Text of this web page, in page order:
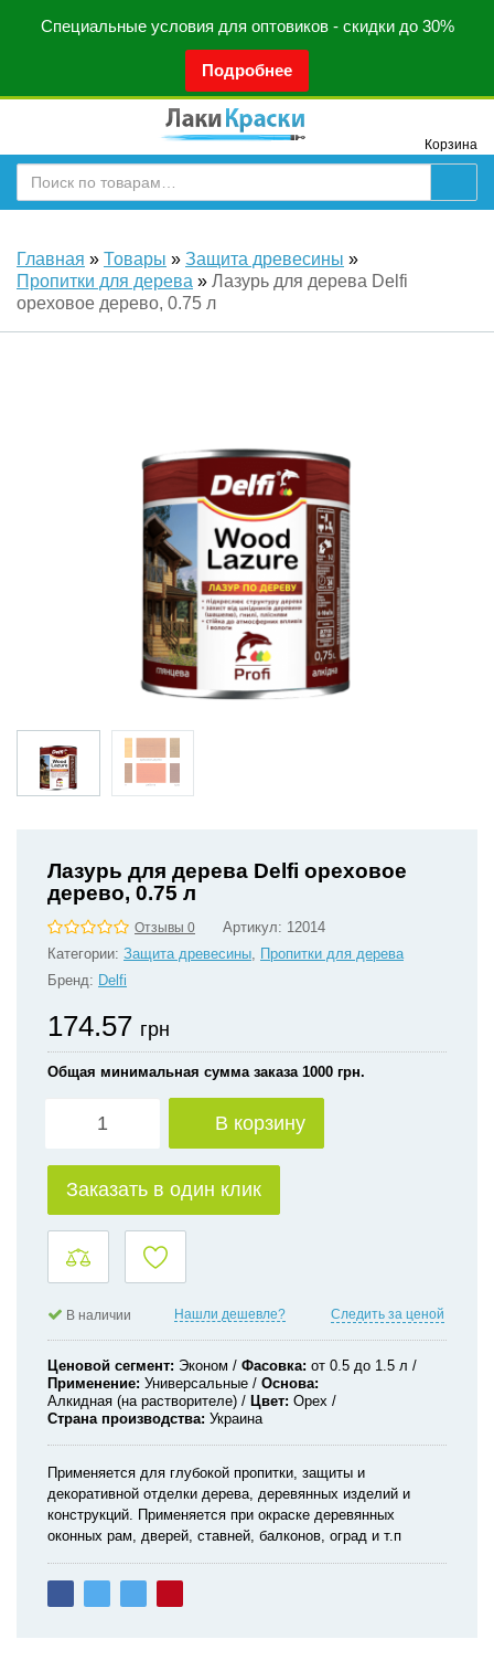
Специальные условия для оптовиков - скидки до 30%
Подробнее
Корзина
Главная » Товары » Защита древесины »
Пропитки для дерева » Лазурь для дерева Delfi
ореховое дерево, 0.75 л
Лазурь для дерева Delfi ореховое
дерево, 0.75 л
Отзывы 0 Артикул: 12014
Категории: Защита древесины, Пропитки для дерева
Бренд: Delfi
174.57 грн
Общая минимальная сумма заказа 1000 грн.
В корзину
Заказать в один клик
В наличии Нашли дешевле? Следить за ценой
Ценовой сегмент Эконом Фасовка от 0.5 до 1.5 л
Применение Универсальные
Основа
Алкидная (на растворителе)
Цвет Орех
Страна производства Украина
Применяется для глубокой пропитки, защиты и
декоративной отделки дерева, деревянных изделий и
конструкций. Применяется при окраске деревянных
оконных рам, дверей, ставней, балконов, оград и т.п